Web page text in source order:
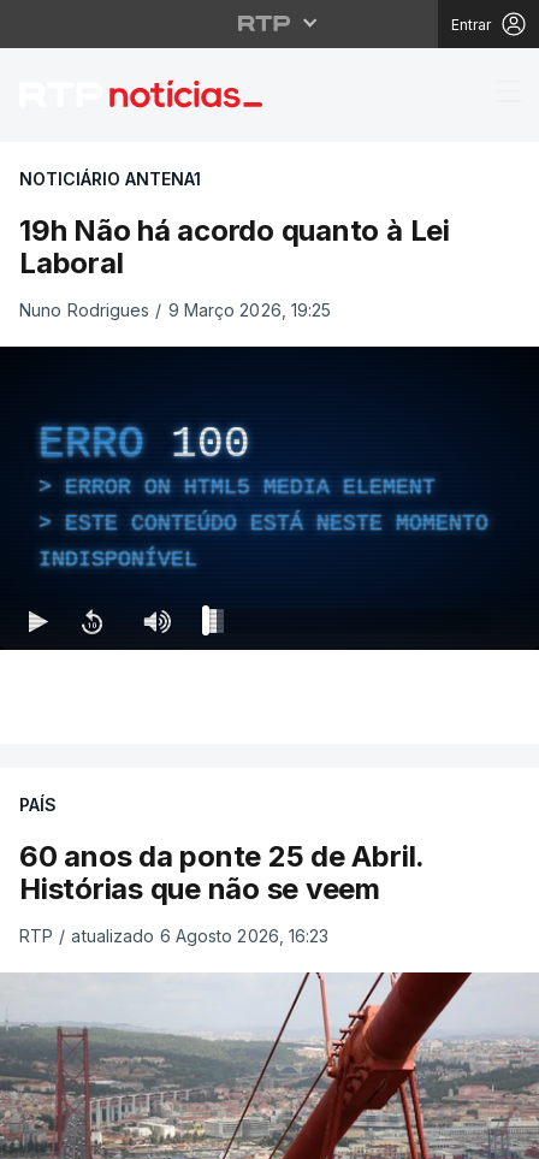
Entrar
19h Não há acordo
NOTICIÁRIO ANTENA1
19h Não há acordo quanto à Lei
Laboral
Nuno Rodrigues / 9 Março 2026, 19:25
ERRO 100
ERROR ON HTML5 MEDIA ELEMENT
ESTE CONTEÚDO ESTÁ NESTE MOMENTO
INDISPONÍVEL
PAÍS
60 anos da ponte 25 de Abril.
Histórias que não se veem
RTP / atualizado 6 Agosto 2026, 16:23